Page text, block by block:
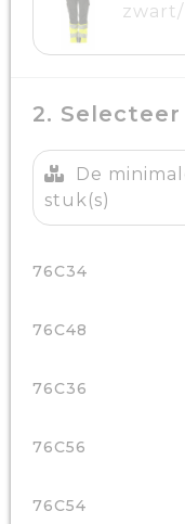
zwart/
2.
De
stuk(s)
76C34
76C48
76C36
76C56
76C54